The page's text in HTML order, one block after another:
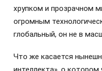
хрупком и прозрачном
огромным
глобальный, он не в
Что же касается